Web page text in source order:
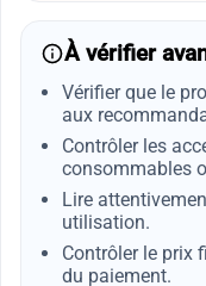
À vérifier
Vérifier que le
aux
Contrôler les
consommables
Lire
utilisation.
Contrôler le prix
du paiement.